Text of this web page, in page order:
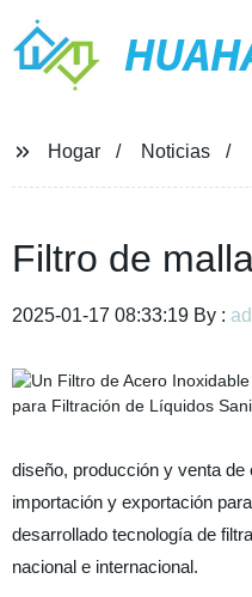
Hogar Noticias
Filtro de
2025-01-17 08:33:19 By :
diseño, producción y venta
importación y exportación
desarrollado tecnología de
nacional e internacional.